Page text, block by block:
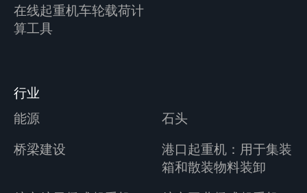
在线起重机车轮载荷计
算工具
行业
能源
石头
桥梁建设
港口起重机：用于集装
箱和散装物料装卸